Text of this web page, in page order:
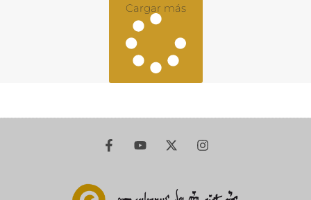
Cargar más